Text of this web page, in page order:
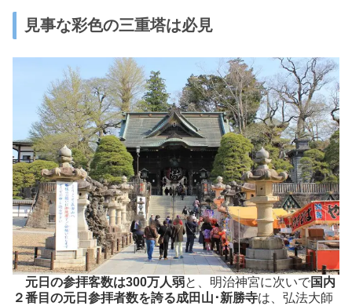
見事な彩色の三重塔は必見
元日の参拝客数は300万人弱と、明治神宮に次いで国内
２番目の元日参拝者数を誇る成田山･新勝寺は、弘法大師